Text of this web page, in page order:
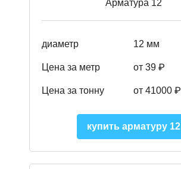
Арматура 12
диаметр 12 мм
Цена за метр от 39 ₽
Цена за тонну от 41000 ₽
купить арматуру 12